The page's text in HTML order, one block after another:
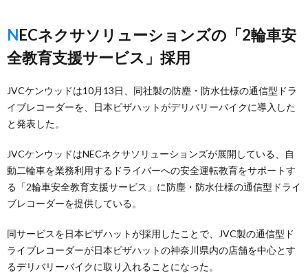
NECネクサソリューションズの「2輪車安
全教育支援サービス」採用
JVCケンウッドは10月13日、同社製の防塵・防水仕様の通信型ドラ
イブレコーダーを、日本ピザハットがデリバリーバイクに導入した
と発表した。
JVCケンウッドはNECネクサソリューションズが展開している、自
動二輪車を業務利用するドライバーへの安全運転教育をサポートす
る「2輪車安全教育支援サービス」に防塵・防水仕様の通信型ドライ
ブレコーダーを提供している。
同サービスを日本ピザハットが採用したことで、JVC製の通信型ド
ライブレコーダーが日本ピザハットの神奈川県内の店舗を中心とす
るデリバリーバイクに取り入れることになった。